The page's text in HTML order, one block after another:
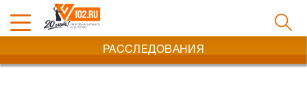
РАССЛЕДОВАНИЯ